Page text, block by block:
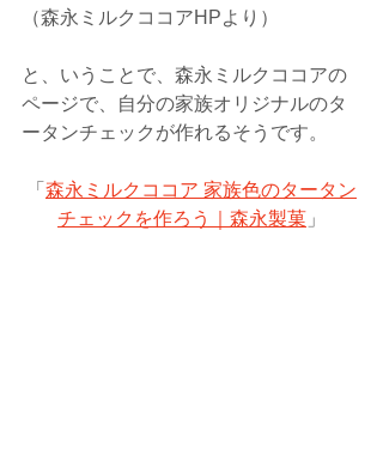
（森永ミルクココアHPより）
と、いうことで、森永ミルクココアの
ページで、自分の家族オリジナルのタ
ータンチェックが作れるそうです。
「 森永ミルクココア 家族色のタータン
チェックを作ろう｜森永製菓 」